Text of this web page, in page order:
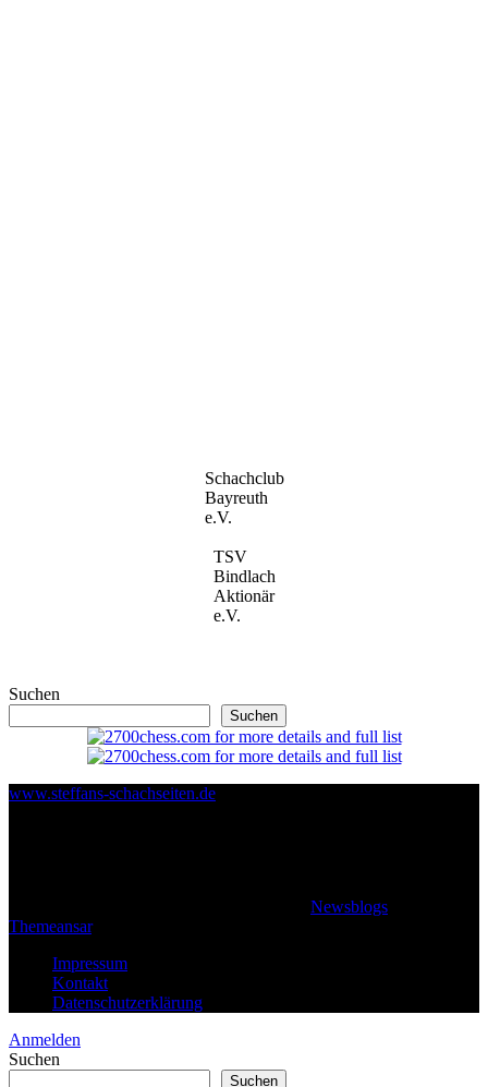
Schachclub
Bayreuth
e.V.
TSV
Bindlach
Aktionär
e.V.
Suchen
Suchen
www.steffans-schachseiten.de
Newsblogs
Themeansar.
Impressum
Kontakt
Datenschutzerklärung
Anmelden
Suchen
Suchen